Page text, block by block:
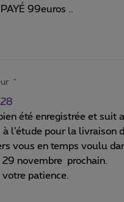
99euros ..
été enregistrée et suit
l’étude pour la livraison
vous en temps voulu
novembre prochain.
votre patience.